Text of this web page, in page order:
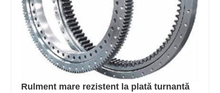
Rulment mare rezistent la plată turnantă